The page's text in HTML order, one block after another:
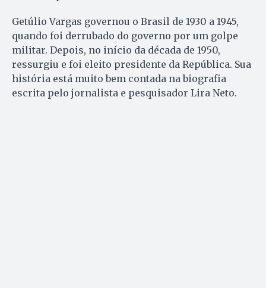
Getúlio Vargas governou o Brasil de 1930 a 1945,
quando foi derrubado do governo por um golpe
militar. Depois, no início da década de 1950,
ressurgiu e foi eleito presidente da República. Sua
história está muito bem contada na biografia
escrita pelo jornalista e pesquisador Lira Neto.